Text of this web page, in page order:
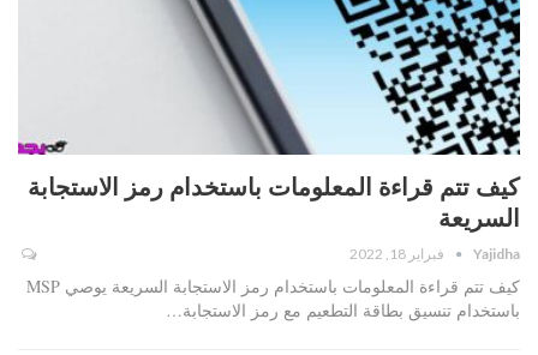
كيف تتم قراءة المعلومات باستخدام رمز الاستجابة
السريعة
Yajidha فبراير 18, 2022
كيف تتم قراءة المعلومات باستخدام رمز الاستجابة السريعة يوصي MSP
باستخدام تنسيق بطاقة التطعيم مع رمز الاستجابة…